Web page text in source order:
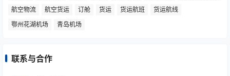
航空物流
航空货运 订舱 货运 货运航班
货运航线
鄂州花湖机场
青岛机场
联系与合作